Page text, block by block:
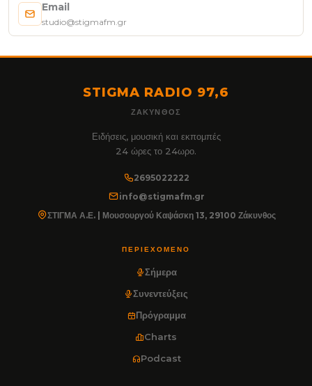
Email
studio@stigmafm.gr
STIGMA RADIO 97,6
ΖΆΚΥΝΘΟΣ
Ειδήσεις, μουσική και εκπομπές
24 ώρες το 24ωρο.
2695022222
info@stigmafm.gr
ΣΤΙΓΜΑ Α.Ε. | Μουσουργού Καψάσκη 13, 29100 Ζάκυνθος
ΠΕΡΙΕΧΌΜΕΝΟ
Σήμερα
Συνεντεύξεις
Πρόγραμμα
Charts
Podcast